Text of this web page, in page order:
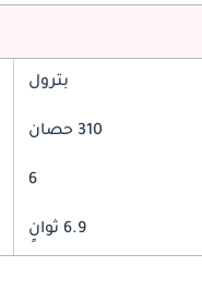
بترول
310 حصان
6
6.9 ثوانٍ